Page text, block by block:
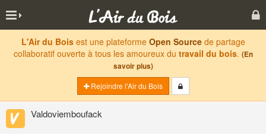
L'Air du Boisest une plateforme Open Sourcede partage
collaboratif ouverte à tous les amoureux du travail du bois. (En
savoir plus)
Rejoindre l'Air du Bois
Valdoviemboufack